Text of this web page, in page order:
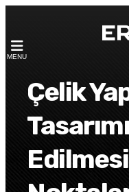
MENU
Çelik